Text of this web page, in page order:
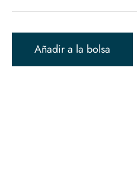
Añadir a la bolsa